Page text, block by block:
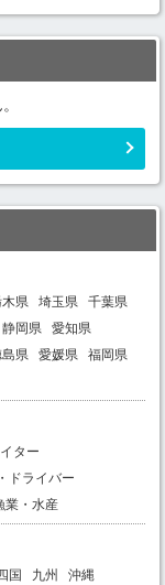
県 埼玉県
千葉県
静岡県
愛知県
県 愛媛県
福岡県
ター
ドライバー
業・水産
国 九州 沖縄